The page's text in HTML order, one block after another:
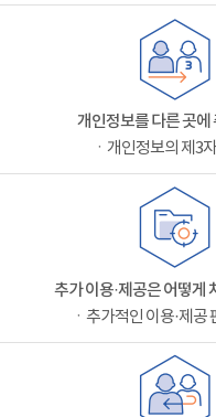
개인정보를 다른 곳에
ㆍ개인정보의 제3
추가 이용·제공은 어떻게
ㆍ추가적인 이용·제공